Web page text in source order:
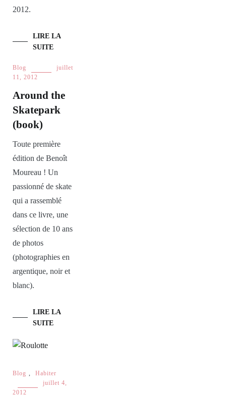
2012.
LIRE LA
SUITE
Blog
juillet
11, 2012
Around the
Skatepark
(book)
Toute première
édition de Benoît
Moureau ! Un
passionné de skate
qui a rassemblé
dans ce livre, une
sélection de 10 ans
de photos
(photographies en
argentique, noir et
blanc).
LIRE LA
SUITE
Blog ,
Habiter
juillet 4,
2012